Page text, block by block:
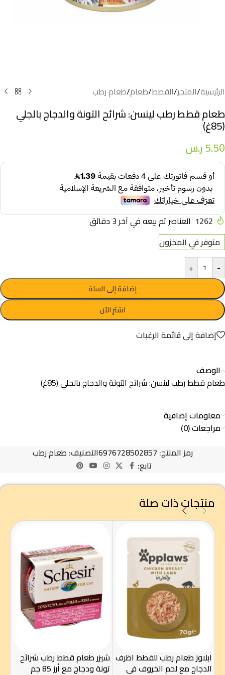
الرئيسية/المتجر/القطط/طعام/طعام رطب
طعام قطط رطب لينسن: شرائح التونة والدجاج بالجلي
(85غ)
5.50ر.س
1262 العناصر تم بيعه في آخر 3 دقائق
متوفر في المخزون
-
+
إضافة إلى السلة
اشترِ الآن
إضافة إلى قائمة الرغبات
الوصف
طعام قطط رطب لينسن: شرائح التونة والدجاج بالجلي (85غ)
معلومات إضافية
مراجعات (0)
رمز المنتج: 6976728502857التصنيف: طعام رطب
تابع:
منتجات ذات صلة
ابلاوز طعام رطب للقطط اظرف
الدجاج مع لحم الخروف في
شيزر طعام قطط رطب شرائح
تونة ودجاج مع أرز 85 جم